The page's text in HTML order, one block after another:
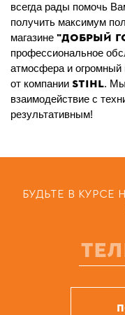
всегда рады помочь
получить максимум
магазине "Добрый
профессиональное
атмосфера и огромный
от компании STIHL.
взаимодействие с
результативным!
БУДЬТЕ В